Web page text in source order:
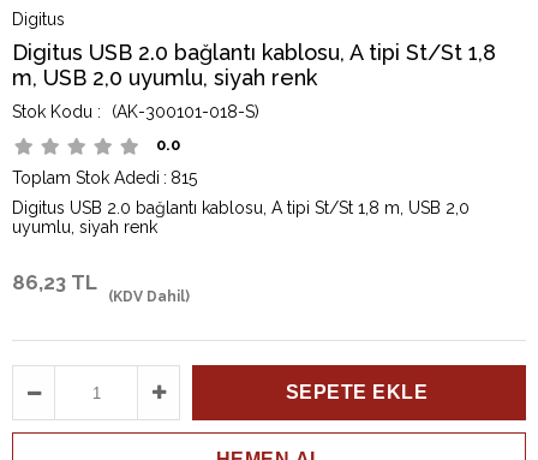
Digitus
Digitus USB 2.0 bağlantı kablosu, A tipi St/St 1,8
m, USB 2,0 uyumlu, siyah renk
(AK-300101-018-S)
0.0
Toplam Stok Adedi : 815
Digitus USB 2.0 bağlantı kablosu, A tipi St/St 1,8 m, USB 2,0
uyumlu, siyah renk
86,23 TL
(KDV Dahil)